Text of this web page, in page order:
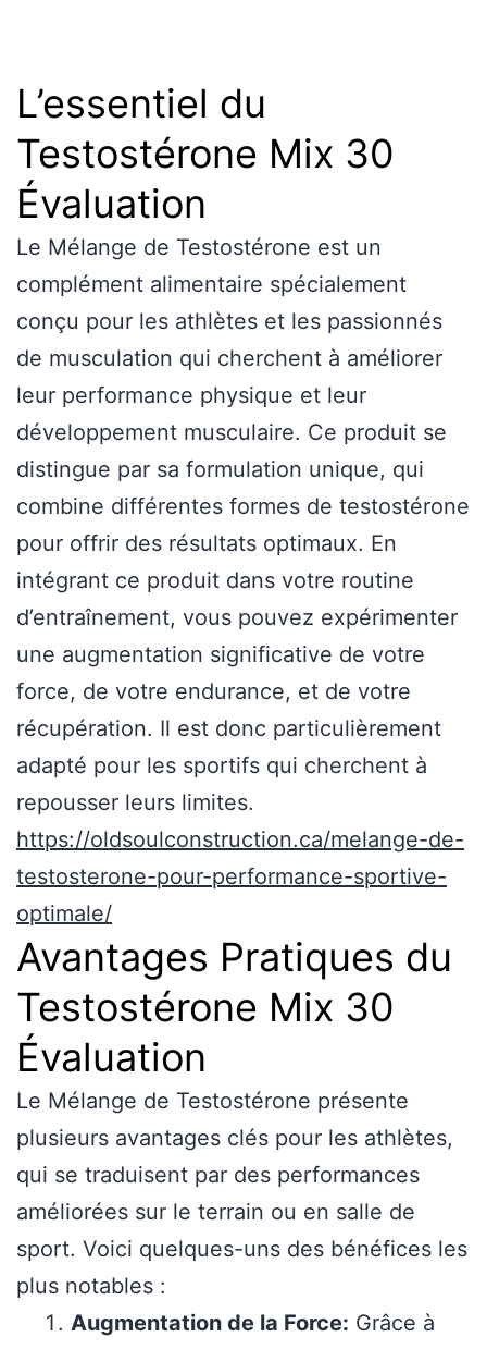
L’essentiel du
Testostérone Mix 30
Évaluation
Le Mélange de Testostérone est un
complément alimentaire spécialement
conçu pour les athlètes et les passionnés
de musculation qui cherchent à améliorer
leur performance physique et leur
développement musculaire. Ce produit se
distingue par sa formulation unique, qui
combine différentes formes de testostérone
pour offrir des résultats optimaux. En
intégrant ce produit dans votre routine
d’entraînement, vous pouvez expérimenter
une augmentation significative de votre
force, de votre endurance, et de votre
récupération. Il est donc particulièrement
adapté pour les sportifs qui cherchent à
repousser leurs limites.
https://oldsoulconstruction.ca/melange-de-
testosterone-pour-performance-sportive-
optimale/
Avantages Pratiques du
Testostérone Mix 30
Évaluation
Le Mélange de Testostérone présente
plusieurs avantages clés pour les athlètes,
qui se traduisent par des performances
améliorées sur le terrain ou en salle de
sport. Voici quelques-uns des bénéfices les
plus notables :
Augmentation de la Force: Grâce à